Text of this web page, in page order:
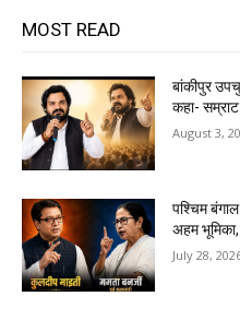
MOST READ
बांकीपुर
कहा- सम्राट
August 3,
पश्चिम
अहम
July 28,